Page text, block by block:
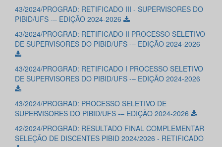
43/2024/PROGRAD: RETIFICADO III - SUPERVISORES DO
PIBID/UFS -– EDIÇÃO 2024-2026
43/2024/PROGRAD: RETIFICADO II PROCESSO SELETIVO
DE SUPERVISORES DO PIBID/UFS -– EDIÇÃO 2024-2026
43/2024/PROGRAD: RETIFICADO I PROCESSO SELETIVO
DE SUPERVISORES DO PIBID/UFS -– EDIÇÃO 2024-2026
43/2024/PROGRAD: PROCESSO SELETIVO DE
SUPERVISORES DO PIBID/UFS -– EDIÇÃO 2024-2026
42/2024/PROGRAD: RESULTADO FINAL COMPLEMENTAR
SELEÇÃO DE DISCENTES PIBID 2024/2026 - RETIFICADO